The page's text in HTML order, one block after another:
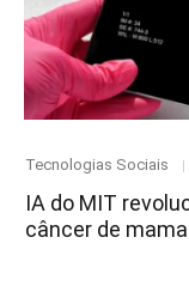
Category
Tecnologias Sociais
IA do MIT
câncer de mama